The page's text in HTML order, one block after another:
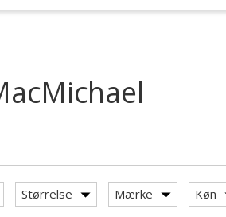
Størrelse Mærke Køn